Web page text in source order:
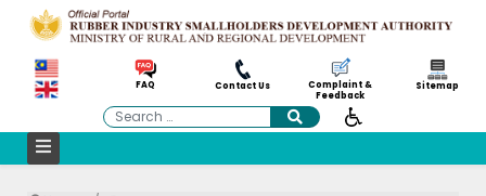
FAQ Contact Us
Complaint &
Feedback
Sitemap
Search